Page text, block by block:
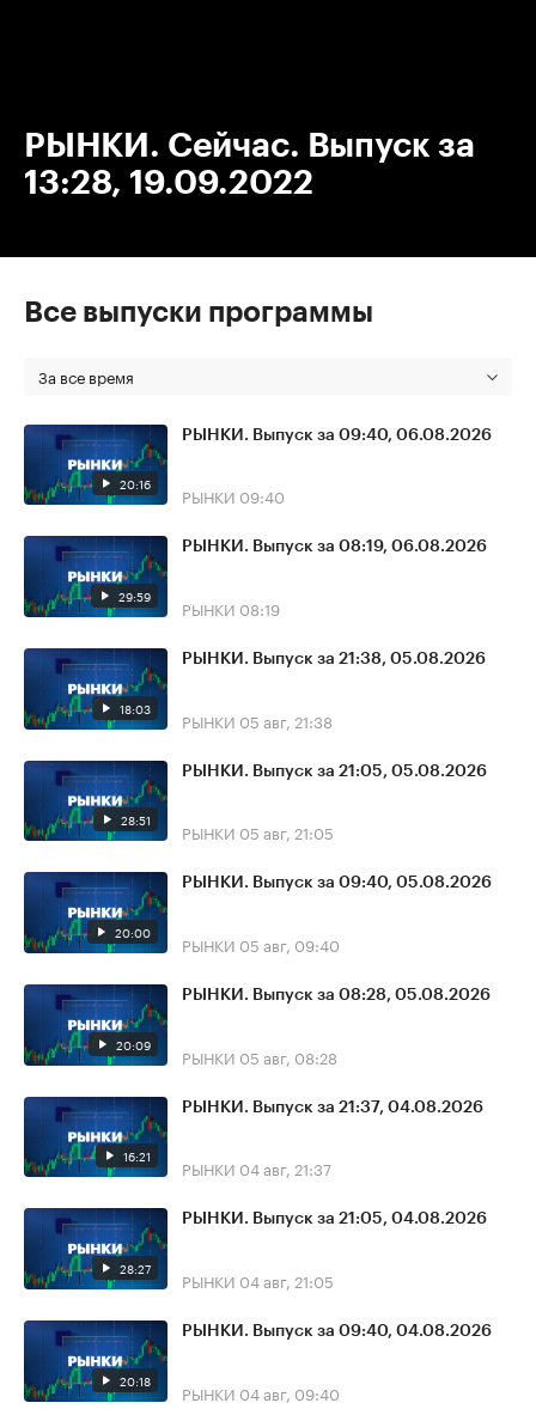
РЫНКИ. Сейчас. Выпуск за
13:28, 19.09.2022
Все выпуски программы
За все время
20:16
РЫНКИ. Выпуск за 09:40, 06.08.2026
РЫНКИ 09:40
29:59
РЫНКИ. Выпуск за 08:19, 06.08.2026
РЫНКИ 08:19
18:03
РЫНКИ. Выпуск за 21:38, 05.08.2026
РЫНКИ 05 авг, 21:38
28:51
РЫНКИ. Выпуск за 21:05, 05.08.2026
РЫНКИ 05 авг, 21:05
20:00
РЫНКИ. Выпуск за 09:40, 05.08.2026
РЫНКИ 05 авг, 09:40
20:09
РЫНКИ. Выпуск за 08:28, 05.08.2026
РЫНКИ 05 авг, 08:28
16:21
РЫНКИ. Выпуск за 21:37, 04.08.2026
РЫНКИ 04 авг, 21:37
28:27
РЫНКИ. Выпуск за 21:05, 04.08.2026
РЫНКИ 04 авг, 21:05
20:18
РЫНКИ. Выпуск за 09:40, 04.08.2026
РЫНКИ 04 авг, 09:40